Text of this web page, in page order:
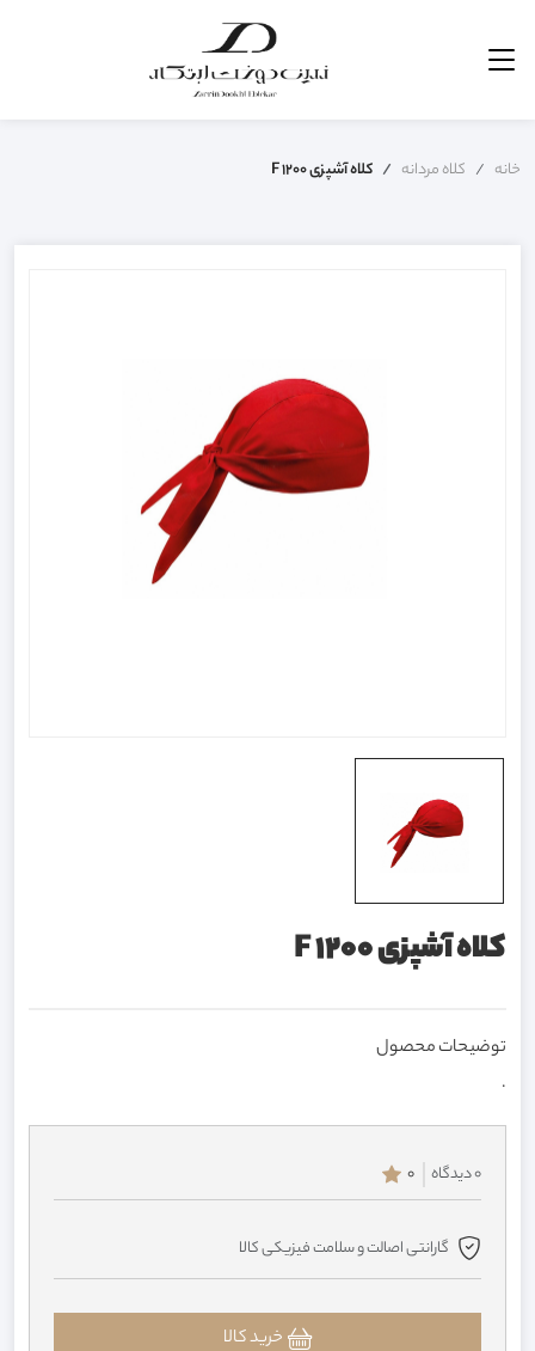
خانه کلاه مردانه کلاه آشپزی F 1200
کلاه آشپزی F 1200
توضیحات محصول
.
0 دیدگاه 0
گارانتی اصالت و سلامت فیزیکی کالا
خرید کالا